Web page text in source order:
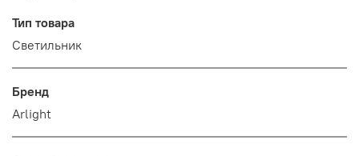
Тип товара
Светильник
Бренд
Arlight